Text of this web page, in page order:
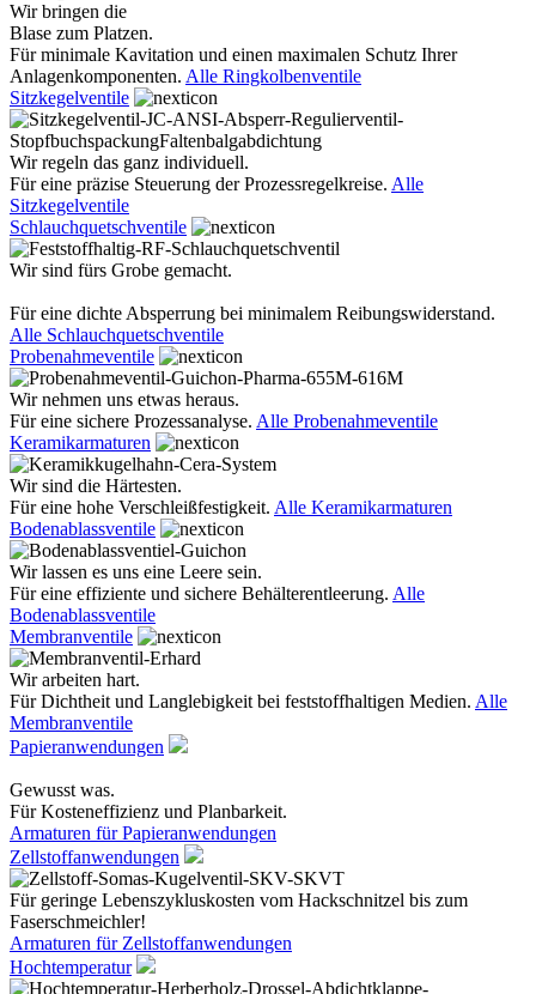
Wir bringen die
Blase zum Platzen.
Für minimale Kavitation und einen maximalen Schutz Ihrer
Anlagenkomponenten. Alle Ringkolbenventile
Sitzkegelventile
Wir regeln das ganz individuell.
Für eine präzise Steuerung der Prozessregelkreise. Alle
Sitzkegelventile
Schlauchquetschventile
Wir sind fürs Grobe gemacht.
Für eine dichte Absperrung bei minimalem Reibungswiderstand.
Alle Schlauchquetschventile
Probenahmeventile
Wir nehmen uns etwas heraus.
Für eine sichere Prozessanalyse. Alle Probenahmeventile
Keramikarmaturen
Wir sind die Härtesten.
Für eine hohe Verschleißfestigkeit. Alle Keramikarmaturen
Bodenablassventile
Wir lassen es uns eine Leere sein.
Für eine effiziente und sichere Behälterentleerung. Alle
Bodenablassventile
Membranventile
Wir arbeiten hart.
Für Dichtheit und Langlebigkeit bei feststoffhaltigen Medien. Alle
Membranventile
Papieranwendungen
Gewusst was.
Für Kosteneffizienz und Planbarkeit.
Armaturen für Papieranwendungen
Zellstoffanwendungen
Für geringe Lebenszykluskosten vom Hackschnitzel bis zum
Faserschmeichler!
Armaturen für Zellstoffanwendungen
Hochtemperatur